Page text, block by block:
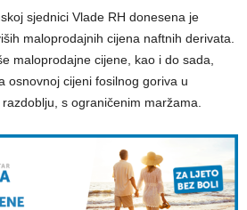
sjednici Vlade RH donesena je
maloprodajnih cijena naftnih derivata.
maloprodajne cijene, kao i do sada,
osnovnoj cijeni fosilnog goriva u
s ograničenim maržama.